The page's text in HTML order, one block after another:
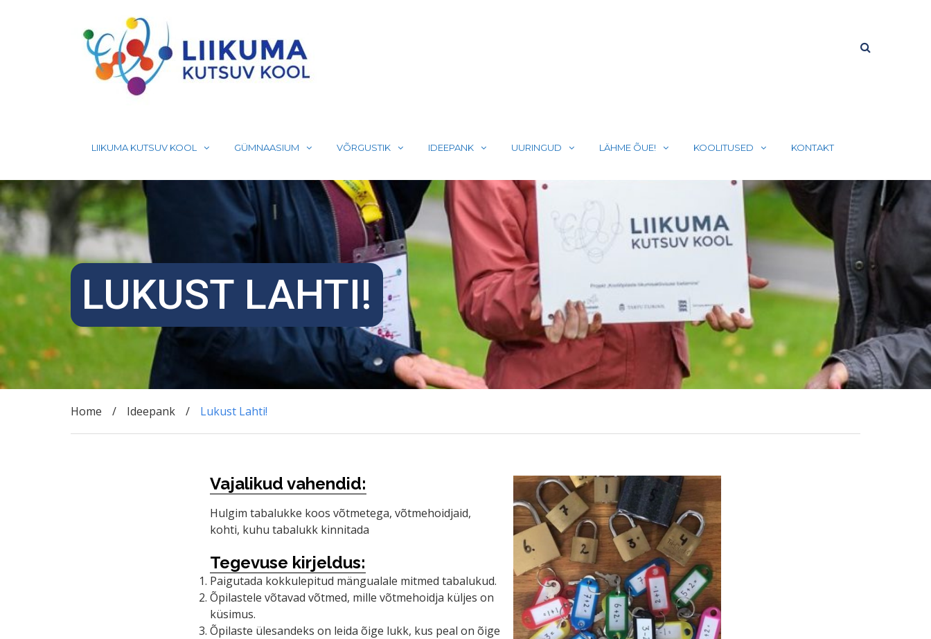
LIIKUMA KUTSUV KOOL GÜMNAASIUM VÕRGUSTIK IDEEPANK UURINGUD LÄHME ÕUE! KOOLITUSED KONTAKT
LUKUST LAHTI!
Home Ideepank Lukust Lahti!
Vajalikud vahendid:
Hulgim tabalukke koos võtmetega, võtmehoidjaid,
kohti, kuhu tabalukk kinnitada
Tegevuse kirjeldus:
Paigutada kokkulepitud mängualale mitmed tabalukud.
Õpilastele võtavad võtmed, mille võtmehoidja küljes on
küsimus.
Õpilaste ülesandeks on leida õige lukk, kus peal on õige